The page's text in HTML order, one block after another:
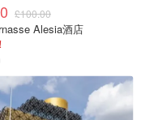
£100.00
Alesia酒店